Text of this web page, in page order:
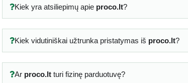
Kiek yra atsiliepimų apie proco.lt?
Kiek vidutiniškai užtrunka pristatymas iš proco.lt?
Ar proco.ltturi fizinę parduotuvę?